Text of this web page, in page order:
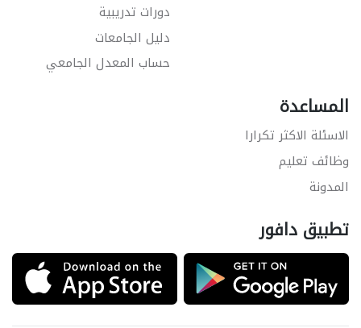
دورات تدريبية
دليل الجامعات
حساب المعدل الجامعي
المساعدة
الاسئلة الاكثر تكرارا
وظائف تعليم
المدونة
تطبيق دافور